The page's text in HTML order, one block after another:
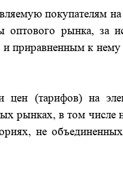
покупателям
оптового рынка, за
и приравненным к нему
(тарифов) на
рынках, в том числе
не